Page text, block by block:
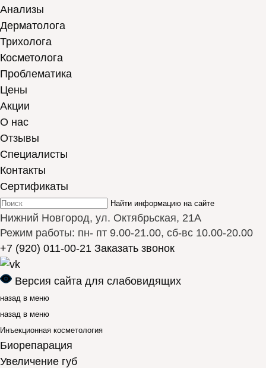
Анализы
Дерматолога
Трихолога
Косметолога
Проблематика
Цены
Акции
О нас
Отзывы
Cпециалисты
Контакты
Сертификаты
Найти информацию на сайте
Нижний Новгород, ул. Октябрьская, 21А
Режим работы: пн- пт 9.00-21.00, сб-вс 10.00-20.00
+7 (920) 011-00-21 Заказать звонок
Версия сайта для слабовидящих
назад в меню
назад в меню
Инъекционная косметология
Биорепарация
Увеличение губ